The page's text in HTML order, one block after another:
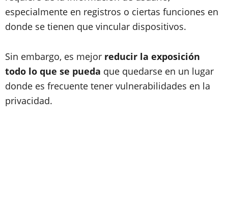
especialmente en registros o ciertas funciones en
donde se tienen que vincular dispositivos.
Sin embargo, es mejor reducir la exposición
todo lo que se pueda que quedarse en un lugar
donde es frecuente tener vulnerabilidades en la
privacidad.